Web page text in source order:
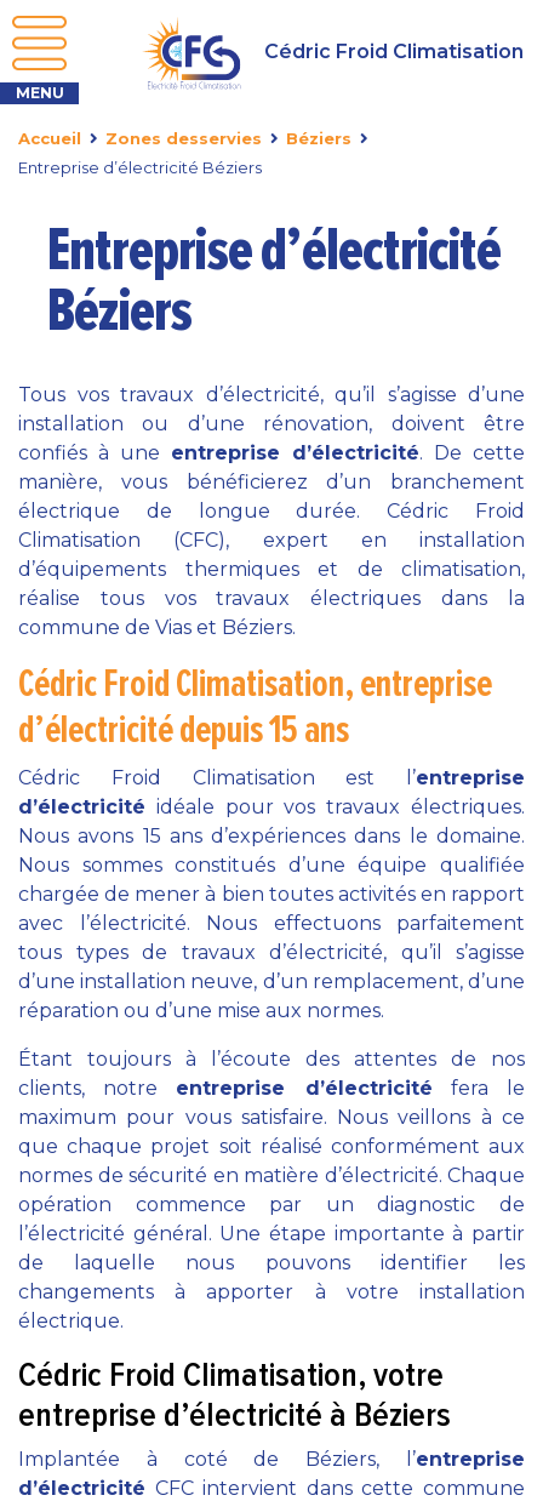
Cédric Froid Climatisation
Accueil Zones desservies
Béziers
Entreprise d’électricité Béziers
Entreprise d’électricité
Béziers
Tous vos travaux d’électricité, qu’il s’agisse d’une
installation ou d’une rénovation, doivent être
confiés à une entreprise d’électricité. De cette
manière, vous bénéficierez d’un branchement
électrique de longue durée. Cédric Froid
Climatisation (CFC), expert en installation
d’équipements thermiques et de climatisation,
réalise tous vos travaux électriques dans la
commune de Vias et Béziers.
Cédric Froid Climatisation, entreprise
d’électricité depuis 15 ans
Cédric Froid Climatisation est l’entreprise
d’électricité idéale pour vos travaux électriques.
Nous avons 15 ans d’expériences dans le domaine.
Nous sommes constitués d’une équipe qualifiée
chargée de mener à bien toutes activités en rapport
avec l’électricité. Nous effectuons parfaitement
tous types de travaux d’électricité, qu’il s’agisse
d’une installation neuve, d’un remplacement, d’une
réparation ou d’une mise aux normes.
Étant toujours à l’écoute des attentes de nos
clients, notre entreprise d’électricité fera le
maximum pour vous satisfaire. Nous veillons à ce
que chaque projet soit réalisé conformément aux
normes de sécurité en matière d’électricité. Chaque
opération commence par un diagnostic de
l’électricité général. Une étape importante à partir
de laquelle nous pouvons identifier les
changements à apporter à votre installation
électrique.
Cédric Froid Climatisation, votre
entreprise d’électricité à Béziers
Implantée à coté de Béziers, l’entreprise
d’électricité CFC intervient dans cette commune